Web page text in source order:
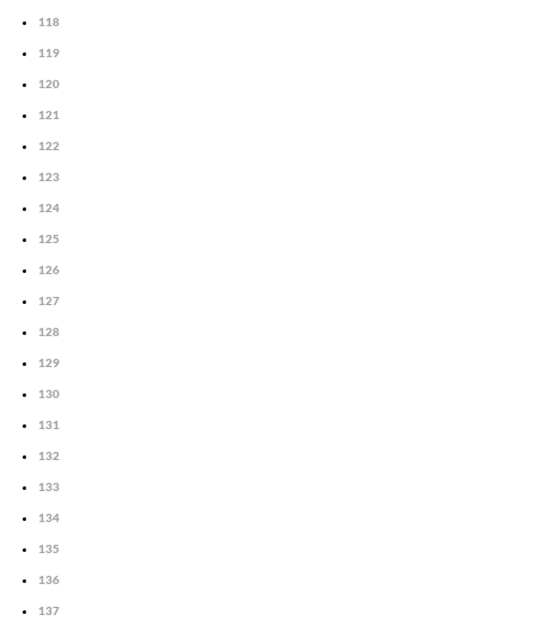
118
119
120
121
122
123
124
125
126
127
128
129
130
131
132
133
134
135
136
137